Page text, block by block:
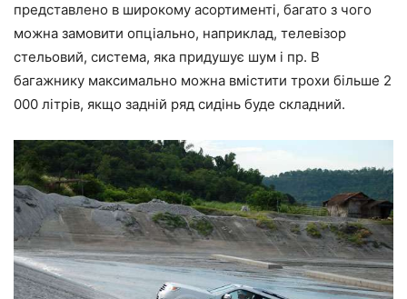
представлено в широкому асортименті, багато з чого
можна замовити опціально, наприклад, телевізор
стельовий, система, яка придушує шум і пр. В
багажнику максимально можна вмістити трохи більше 2
000 літрів, якщо задній ряд сидінь буде складний.